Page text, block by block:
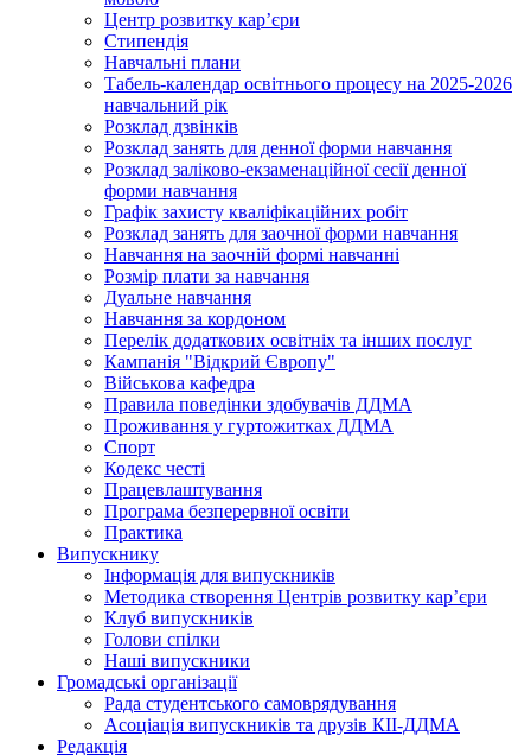
Центр розвитку кар’єри
Стипендія
Навчальні плани
Табель-календар освітнього процесу на 2025-2026
навчальний рік
Розклад дзвінків
Розклад занять для денної форми навчання
Розклад заліково-екзаменаційної сесії денної
форми навчання
Графік захисту кваліфікаційних робіт
Розклад занять для заочної форми навчання
Навчання на заочній формі навчанні
Розмір плати за навчання
Дуальне навчання
Навчання за кордоном
Перелік додаткових освітніх та інших послуг
Кампанія "Відкрий Європу"
Військова кафедра
Правила поведінки здобувачів ДДМА
Проживання у гуртожитках ДДМА
Спорт
Кодекс честі
Працевлаштування
Програма безперервної освіти
Практика
Випускнику
Інформація для випускників
Методика створення Центрів розвитку кар’єри
Клуб випускників
Голови спілки
Наші випускники
Громадські організації
Рада студентського самоврядування
Асоціація випускників та друзів КІІ-ДДМА
Редакція